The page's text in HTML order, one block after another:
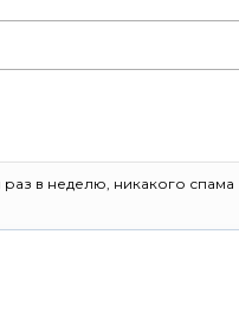
в неделю, никакого спама